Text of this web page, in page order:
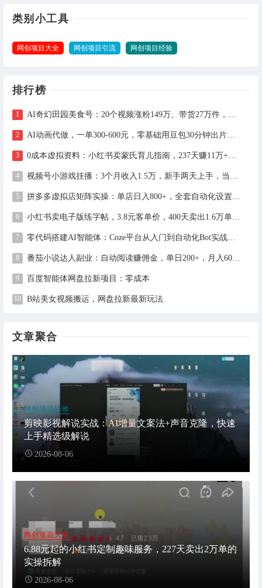
类别小工具
网创项目大全 网创项目引流 网创项目经验
排行榜
百度智能体网盘拉新项目：零成本
B站美女视频搬运，网盘拉新最新玩法
文章聚合
网创项目经验
剪映影视解说实战：AI增量文案法+声音克隆，快速
上手精选级解说
2026-08-06
网创项目大全
6.88元起的小红书定制趣味服务，227天卖出2万单的
实操拆解
2026-08-06